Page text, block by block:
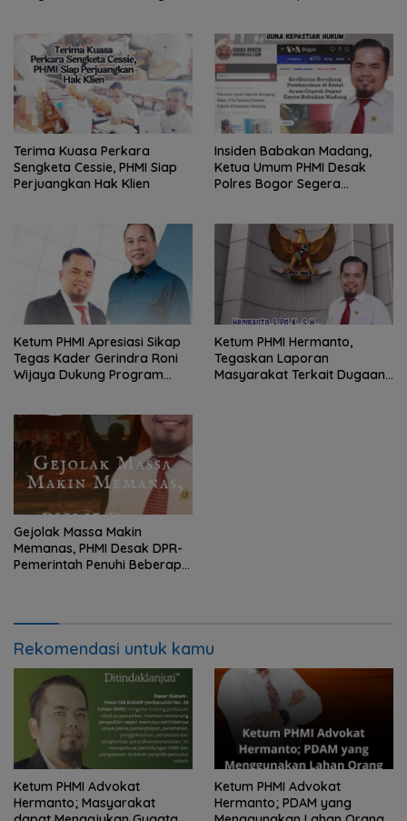
Terima Kuasa Perkara
Sengketa Cessie, PHMI Siap
Perjuangkan Hak Klien
Insiden Babakan Madang,
Ketua Umum PHMI Desak
Polres Bogor Segera
Hukum
Ketum PHMI Apresiasi Sikap
Tegas Kader Gerindra Roni
Wijaya Dukung Program
Ketum PHMI Hermanto,
Tegaskan Laporan
Masyarakat Terkait Dugaan
Gejolak Massa Makin
Memanas, PHMI Desak DPR-
Pemerintah Penuhi Beberapa
Rekomendasi untuk kamu
Ketum PHMI Advokat
Hermanto; Masyarakat
Ketum PHMI Advokat
Hermanto; PDAM yang